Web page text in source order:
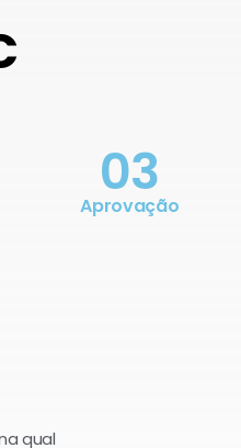
03
Aprovação
qual